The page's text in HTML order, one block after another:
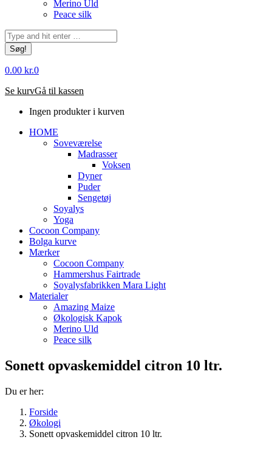
Merino Uld
Peace silk
Søg:
0.00 kr.0
Se kurvGå til kassen
Ingen produkter i kurven
HOME
Soveværelse
Madrasser
Voksen
Dyner
Puder
Sengetøj
Soyalys
Yoga
Cocoon Company
Bolga kurve
Mærker
Cocoon Company
Hammershus Fairtrade
Soyalysfabrikken Mara Light
Materialer
Amazing Maize
Økologisk Kapok
Merino Uld
Peace silk
Sonett opvaskemiddel citron 10 ltr.
Du er her:
Forside
Økologi
Sonett opvaskemiddel citron 10 ltr.